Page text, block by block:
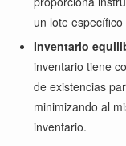
un lote
Inventario
inventario tiene
de existencias
minimizando al
inventario.